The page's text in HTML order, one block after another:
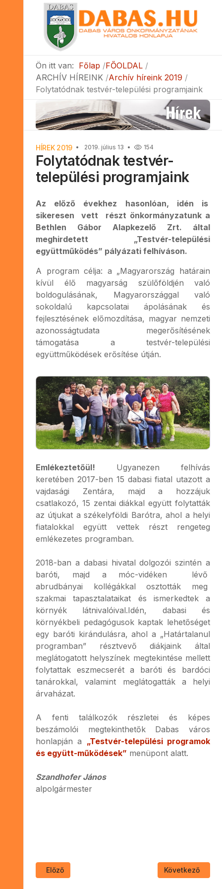
Ön itt van: Főlap
FŐOLDAL
ARCHÍV HÍREINK Archív híreink 2019
Folytatódnak testvér-települési programjaink
HÍREK 2019 2019. július 13 154
Folytatódnak testvér-
települési programjaink
Az előző évekhez hasonlóan, idén is
sikeresen vett részt önkormányzatunk a
Bethlen Gábor Alapkezelő Zrt. által
meghirdetett „Testvér-települési
együttműködés” pályázati felhíváson.
A program célja: a „Magyarország határain
kívül élő magyarság szülőföldjén való
boldogulásának, Magyarországgal való
sokoldalú kapcsolatai ápolásának és
fejlesztésének előmozdítása, magyar nemzeti
azonosságtudata megerősítésének
támogatása a testvér-települési
együttműködések erősítése útján.
Emlékeztetőül! Ugyanezen felhívás
keretében 2017-ben 15 dabasi fiatal utazott a
vajdasági Zentára, majd a hozzájuk
csatlakozó, 15 zentai diákkal együtt folytatták
az útjukat a székelyföldi Barótra, ahol a helyi
fiatalokkal együtt vettek részt rengeteg
emlékezetes programban.
2018-ban a dabasi hivatal dolgozói szintén a
baróti, majd a móc-vidéken lévő
abrudbányai kollégákkal osztották meg
szakmai tapasztalataikat és ismerkedtek a
környék látnivalóival.Idén, dabasi és
környékbeli pedagógusok kaptak lehetőséget
egy baróti kirándulásra, ahol a „Határtalanul
programban” résztvevő diákjaink által
meglátogatott helyszínek megtekintése mellett
folytattak eszmecserét a baróti és bardóci
tanárokkal, valamint meglátogatták a helyi
árvaházat.
A fenti találkozók részletei és képes
beszámolói megtekinthetők Dabas város
honlapján a „Testvér-települési programok
és együtt-működések” menüpont alatt.
Szandhofer János
alpolgármester
Előző cikk: Megtekintésre ajánlott tartalmak
Előző Következő cikk:
Következő